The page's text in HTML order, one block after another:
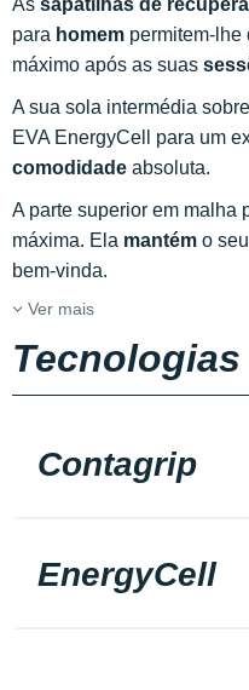
As sapatilhas de
para homem permitem-lhe
máximo após as suas
A sua sola intermédia
EVA EnergyCell para um
comodidade absoluta.
A parte superior em malha
máxima. Ela mantém o
bem-vinda.
Ver mais
Tecnologias
Contagrip
EnergyCell